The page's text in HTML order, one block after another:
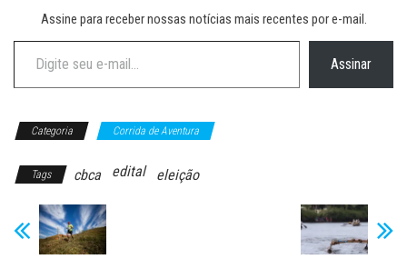
Assine para receber nossas notícias mais recentes por e-mail.
Digite seu e-mail…
Assinar
Categoria Corrida de Aventura
Tags cbca edital eleição